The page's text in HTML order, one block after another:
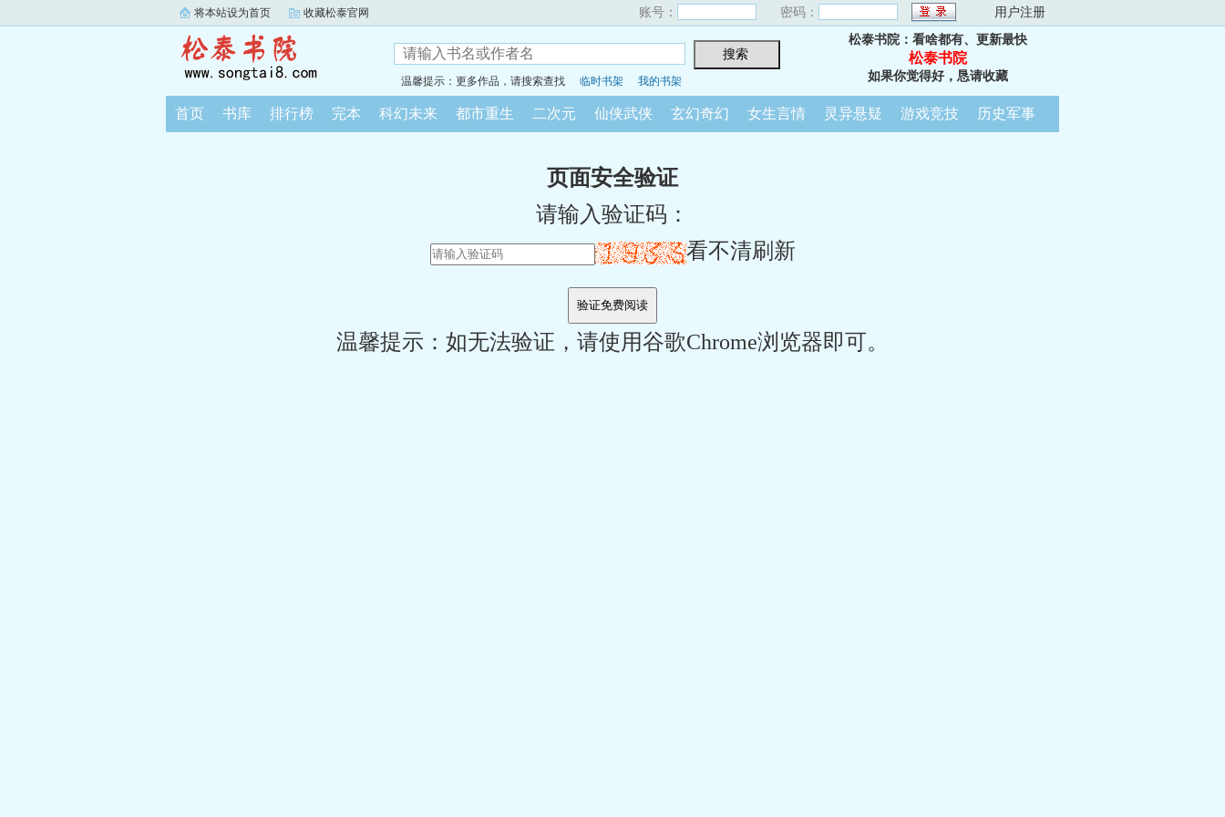
将本站设为首页 收藏松泰官网 账号： 密码： 用户注册
温馨提示：更多作品，请搜索查找 临时书架 我的书架
松泰书院：看啥都有、更新最快
松泰书院
如果你觉得好，恳请收藏
首页 书库 排行榜 完本 科幻未来 都市重生 二次元 仙侠武侠 玄幻奇幻 女生言情 灵异悬疑 游戏竞技 历史军事
页面安全验证
请输入验证码：
看不清刷新
温馨提示：如无法验证，请使用谷歌Chrome浏览器即可。